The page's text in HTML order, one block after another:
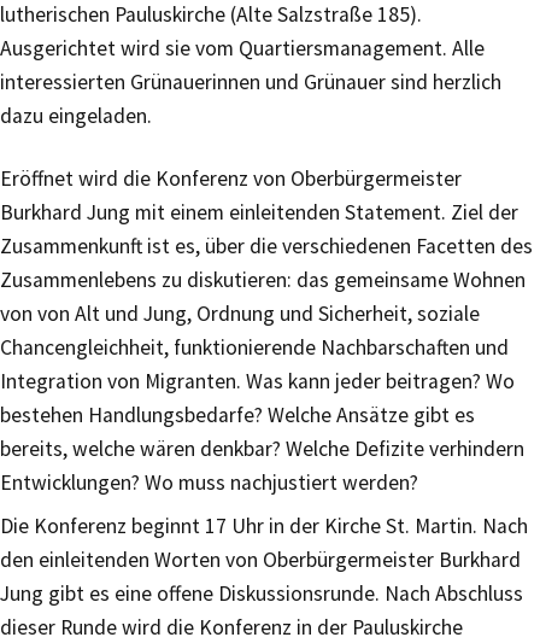
lutherischen Pauluskirche (Alte Salzstraße 185).
Ausgerichtet wird sie vom Quartiersmanagement. Alle
interessierten Grünauerinnen und Grünauer sind herzlich
dazu eingeladen.
Eröffnet wird die Konferenz von Oberbürgermeister
Burkhard Jung mit einem einleitenden Statement. Ziel der
Zusammenkunft ist es, über die verschiedenen Facetten des
Zusammenlebens zu diskutieren: das gemeinsame Wohnen
von von Alt und Jung, Ordnung und Sicherheit, soziale
Chancengleichheit, funktionierende Nachbarschaften und
Integration von Migranten. Was kann jeder beitragen? Wo
bestehen Handlungsbedarfe? Welche Ansätze gibt es
bereits, welche wären denkbar? Welche Defizite verhindern
Entwicklungen? Wo muss nachjustiert werden?
Die Konferenz beginnt 17 Uhr in der Kirche St. Martin. Nach
den einleitenden Worten von Oberbürgermeister Burkhard
Jung gibt es eine offene Diskussionsrunde. Nach Abschluss
dieser Runde wird die Konferenz in der Pauluskirche